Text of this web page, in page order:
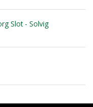
Slot - Solvig